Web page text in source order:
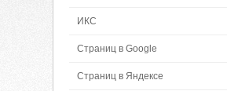
ИКС
Страниц в Google
Страниц в Яндексе